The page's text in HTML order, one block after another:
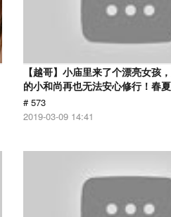
【越哥】小庙里来了个漂亮女孩
的小和尚再也无法安心修行！春
# 573
2019-03-09 14:41